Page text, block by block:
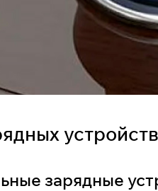
зарядные